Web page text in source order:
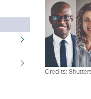
Credits: